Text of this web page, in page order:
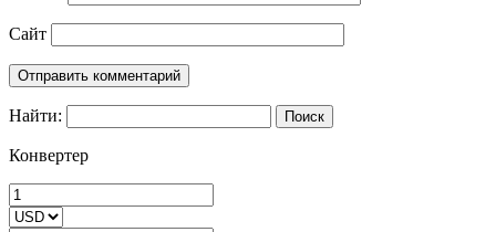
Сайт
Найти:
Конвертер